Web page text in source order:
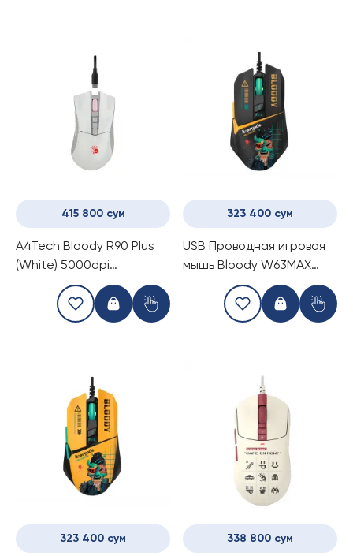
415 800 сум
A4Tech Bloody R90 Plus
(White) 5000dpi
беспроводная USB
323 400 сум
USB Проводная игровая
мышь Bloody W63MAX
Renegade Midnight
323 400 сум 338 800 сум